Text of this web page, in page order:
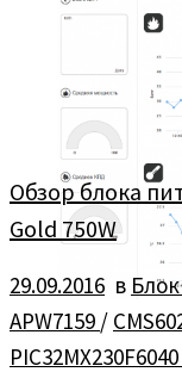
Обзор блока
Gold 750W
29.09.2016 в
APW7159 /
PIC32MX230F6040